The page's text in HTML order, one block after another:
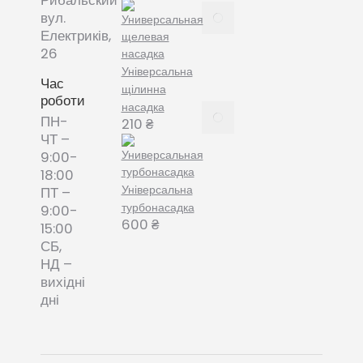
вул.
Електриків,
26
Час
роботи
ПН-
ЧТ –
9:00-
18:00
ПТ –
9:00-
15:00
СБ,
НД –
вихідні
дні
Універсальна
щілинна
насадка
210 ₴
Універсальна
турбонасадка
600 ₴